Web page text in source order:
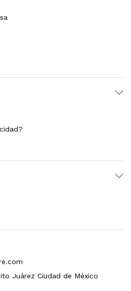
Juárez Ciudad de México